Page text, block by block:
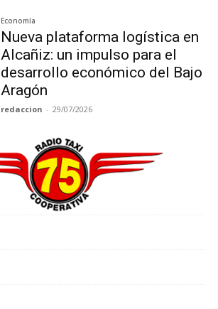
Economía
Nueva plataforma logística en
Alcañiz: un impulso para el
desarrollo económico del Bajo
Aragón
redaccion - 29/07/2026